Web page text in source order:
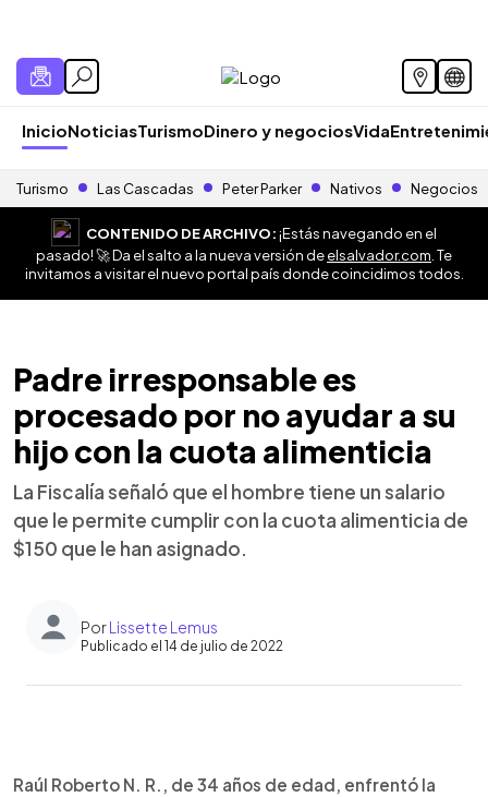
InicioNoticiasTurismoDinero y negociosVida
Turismo Las Cascadas Peter Parker Nativos Negocios
CONTENIDO DE ARCHIVO:¡Estás navegando en el
pasado! 🚀 Da el salto a la nueva versión deelsalvador.com . Te
invitamos a visitar el nuevo portal país donde coincidimos todos.
Padre irresponsable es
procesado por no ayudar a su
hijo con la cuota alimenticia
La Fiscalía señaló que el hombre tiene un salario
que le permite cumplir con la cuota alimenticia de
$150 que le han asignado.
PorLissette Lemus
Publicado el 14 de julio de 2022
► Escuchar artículo
Raúl Roberto N. R., de 34 años de edad, enfrentó la